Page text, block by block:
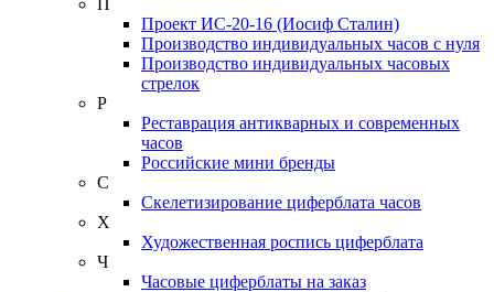
П
Проект ИС-20-16 (Иосиф Сталин)
Производство индивидуальных часов с нуля
Производство индивидуальных часовых
стрелок
Р
Реставрация антикварных и современных
часов
Российские мини бренды
С
Скелетизирование циферблата часов
Х
Художественная роспись циферблата
Ч
Часовые циферблаты на заказ